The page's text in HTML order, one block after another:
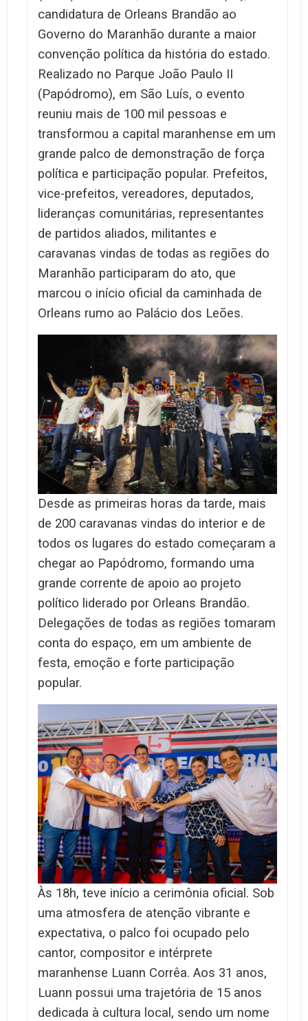
candidatura de Orleans Brandão ao
Governo do Maranhão durante a maior
convenção política da história do estado.
Realizado no Parque João Paulo II
(Papódromo), em São Luís, o evento
reuniu mais de 100 mil pessoas e
transformou a capital maranhense em um
grande palco de demonstração de força
política e participação popular. Prefeitos,
vice-prefeitos, vereadores, deputados,
lideranças comunitárias, representantes
de partidos aliados, militantes e
caravanas vindas de todas as regiões do
Maranhão participaram do ato, que
marcou o início oficial da caminhada de
Orleans rumo ao Palácio dos Leões.
Desde as primeiras horas da tarde, mais
de 200 caravanas vindas do interior e de
todos os lugares do estado começaram a
chegar ao Papódromo, formando uma
grande corrente de apoio ao projeto
político liderado por Orleans Brandão.
Delegações de todas as regiões tomaram
conta do espaço, em um ambiente de
festa, emoção e forte participação
popular.
Às 18h, teve início a cerimônia oficial. Sob
uma atmosfera de atenção vibrante e
expectativa, o palco foi ocupado pelo
cantor, compositor e intérprete
maranhense Luann Corrêa. Aos 31 anos,
Luann possui uma trajetória de 15 anos
dedicada à cultura local, sendo um nome